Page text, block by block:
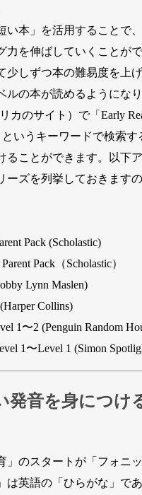
本」を活用することで
力を伸ばしていくことが
少しずつ本の難易度を上げ
ルの本が読めるようになり
カのサイト）で「Early
というキーワードで検索
ることができます。以下
ーズを列挙しておきます
Pack (Scholastic)
Pack（Scholastic）
Lynn Maslen)
Collins)
1〜2 (Penguin Random
1〜Level 1 (Simon
発音を身につけ
のスタートが「フォニ
は英語の「ひらがな」で